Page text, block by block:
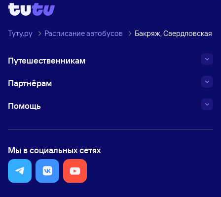
Туту.ру Расписание автобусов Бакряж, Свердловская
Путешественникам
Партнёрам
Помощь
Мы в социальных сетях